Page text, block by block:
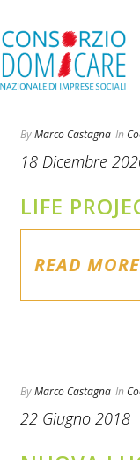
ByMarco Castagna In
18 Dicembre
LIFE
READ MORE
ByMarco Castagna In
22 Giugno 2018